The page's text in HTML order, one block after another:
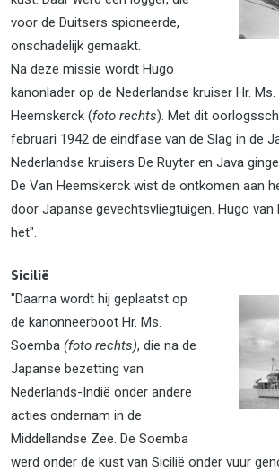
voor de Duitsers spioneerde,
onschadelijk gemaakt.
Na deze missie wordt Hugo
kanonlader op de Nederlandse kruiser Hr.
Heemskerck (foto rechts). Met dit
februari 1942 de eindfase van de Slag in de
Nederlandse kruisers De Ruyter en Java
De Van Heemskerck wist de ontkomen aan
door Japanse gevechtsvliegtuigen. Hugo
het".
Sicilië
"Daarna wordt hij geplaatst op
de kanonneerboot Hr. Ms.
Soemba (foto rechts), die na de
Japanse bezetting van
Nederlands-Indië onder andere
acties ondernam in de
Middellandse Zee. De Soemba
werd onder de kust van Sicilië onder vuur